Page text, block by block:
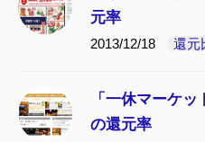
元率
2013/12/18 還元
「一休マーケ
の還元率